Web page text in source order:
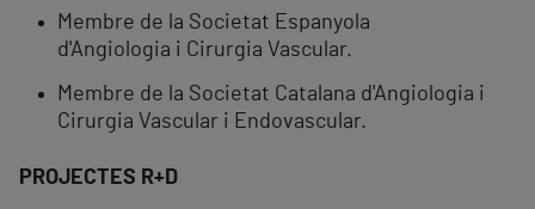
Membre de la Societat Espanyola
d'Angiologia i Cirurgia Vascular.
Membre de la Societat Catalana d'Angiologia i
Cirurgia Vascular i Endovascular.
PROJECTES R+D